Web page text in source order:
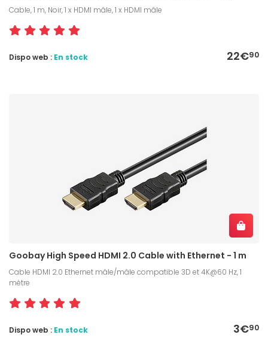
Cable, 1 m, Noir, 1 x HDMI mâle, 1 x HDMI mâle
22€90
Dispo web : En stock
Goobay High Speed HDMI 2.0 Cable with Ethernet - 1 m
Cable HDMI 2.0 Ethernet mâle/mâle compatible 3D et 4K@60 Hz, 1
mètre
3€90
Dispo web : En stock